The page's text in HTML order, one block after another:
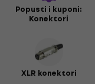
Popusti i kuponi:
Konektori
XLR konektori